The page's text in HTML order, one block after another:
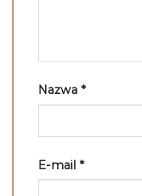
Nazwa *
E-mail *